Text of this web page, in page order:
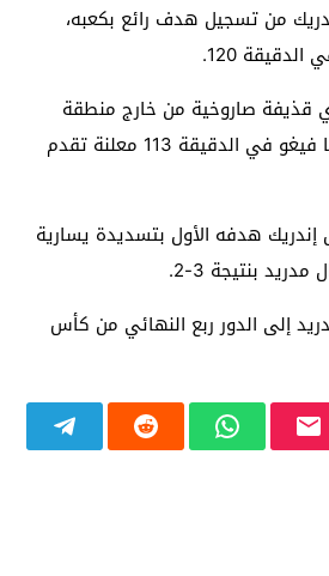
من تسجيل هدف رائع بكعبه،
قذيفة صاروخية من خارج منطقة
الجزاء سكنت شباك سيلتا فيغو في الدقيقة 113 معلنة تقدم
108، سجل إندريك هدفه الأول بتسديدة يسارية
بنتيجة 3-2.
إلى الدور ربع النهائي من كأس